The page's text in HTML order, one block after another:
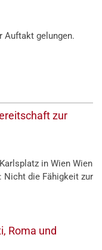
Auftakt gelungen.
zur
in Wien Wien
Nicht die Fähigkeit zur
Roma und